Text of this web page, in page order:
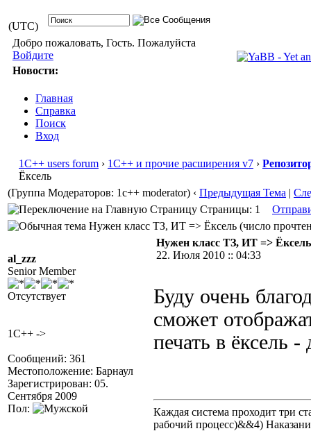
(UTC)
Добро пожаловать, Гость. Пожалуйста
Войдите
Новости:
Главная
Справка
Поиск
Вход
1С++ users forum › 1С++ и прочие расширения v7 ›
Ёксель
(Группа Модераторов: 1c++ moderator) ‹ Предыдущая Тема |
Страницы: 1
Нужен класс ТЗ, ИТ => Ёксель (число
al_zzz
Senior Member
Отсутствует
1C++ ->
Сообщений: 361
Местоположение: Барнаул
Зарегистрирован: 05.
Сентября 2009
Пол:
Нужен класс ТЗ, ИТ => Ёксель
22. Июля 2010 :: 04:33
Буду очень
сможет
печать в ёксель
Каждая система проходит три
рабочий процесс)&&4)